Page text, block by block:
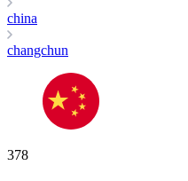
china
changchun
378